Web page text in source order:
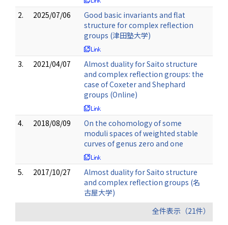
2. 2025/07/06
Good basic invariants and flat
structure for complex reflection
groups (津田塾大学)
3. 2021/04/07
Almost duality for Saito structure
and complex reflection groups: the
case of Coxeter and Shephard
groups (Online)
4. 2018/08/09
On the cohomology of some
moduli spaces of weighted stable
curves of genus zero and one
5. 2017/10/27
Almost duality for Saito structure
and complex reflection groups (名
古屋大学)
全件表示（21件）